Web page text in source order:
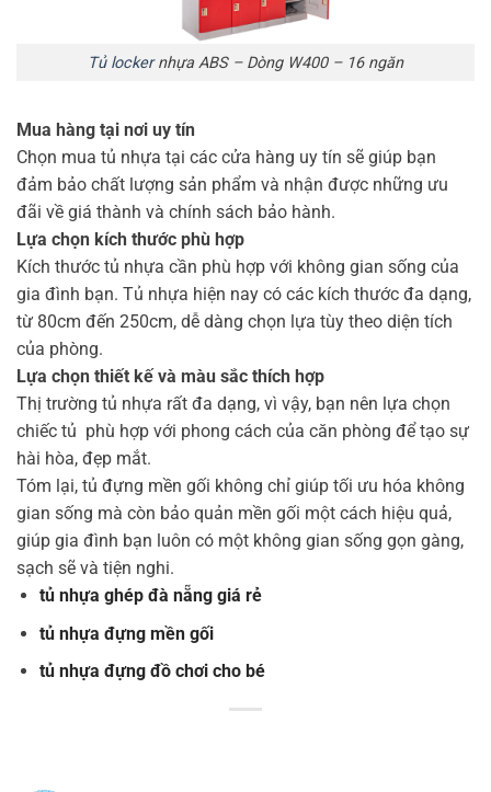
Tủ lockernhựa ABS – Dòng W400 – 16 ngăn
Mua hàng tại nơi uy tín
Chọn mua tủ nhựa tại các cửa hàng uy tín sẽ giúp bạn
đảm bảo chất lượng sản phẩm và nhận được những ưu
đãi về giá thành và chính sách bảo hành.
Lựa chọn kích thước phù hợp
Kích thước tủ nhựa cần phù hợp với không gian sống của
gia đình bạn. Tủ nhựa hiện nay có các kích thước đa dạng,
từ 80cm đến 250cm, dễ dàng chọn lựa tùy theo diện tích
của phòng.
Lựa chọn thiết kế và màu sắc thích hợp
Thị trường tủ nhựa rất đa dạng, vì vậy, bạn nên lựa chọn
chiếc tủ phù hợp với phong cách của căn phòng để tạo sự
hài hòa, đẹp mắt.
Tóm lại, tủ đựng mền gối không chỉ giúp tối ưu hóa không
gian sống mà còn bảo quản mền gối một cách hiệu quả,
giúp gia đình bạn luôn có một không gian sống gọn gàng,
sạch sẽ và tiện nghi.
tủ nhựa ghép đà nẵng giá rẻ
tủ nhựa đựng mền gối
tủ nhựa đựng đồ chơi cho bé